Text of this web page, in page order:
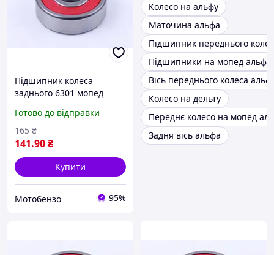
Підшипник колеса
заднього 6301 мопед
Готово до відправки
141.90₴
165 ₴
Купити
Мотобензо 95%
Колесо на альфу
Маточина альфа
Підшипник переднього
Підшипники на мопед альфа
Вісь переднього колеса
Колесо на дельту
Переднє колесо на мопед
Задня вісь альфа